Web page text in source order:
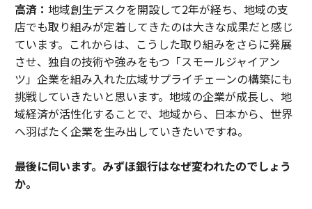
高済： 地域創生デスクを開設して2年が経ち、地域の支
店でも取り組みが定着してきたのは大きな成果だと感じ
ています。これからは、こうした取り組みをさらに発展
させ、独自の技術や強みをもつ「スモールジャイアン
ツ」企業を組み入れた広域サプライチェーンの構築にも
挑戦していきたいと思います。地域の企業が成長し、地
域経済が活性化することで、地域から、日本から、世界
へ羽ばたく企業を生み出していきたいですね。
――最後に伺います。みずほ銀行はなぜ変われたのでしょう
か。